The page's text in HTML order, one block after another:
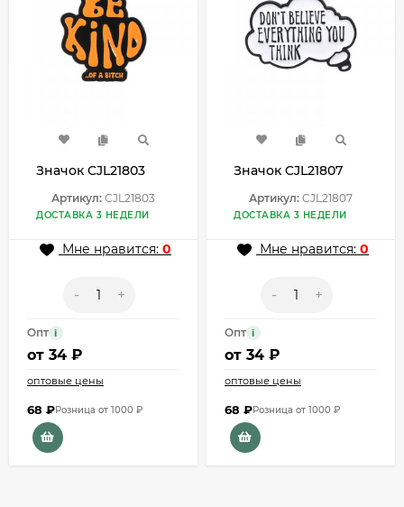
Значок CJL21803
Артикул: CJL21803
ДОСТАВКА 3 НЕДЕЛИ
Мне нравится: 0
- +
Опт i
от 34 ₽
оптовые цены
68 ₽Розница от 1000 ₽
Значок CJL21807
Артикул: CJL21807
ДОСТАВКА 3 НЕДЕЛИ
Мне нравится: 0
- +
Опт i
от 34 ₽
оптовые цены
68 ₽Розница от 1000 ₽